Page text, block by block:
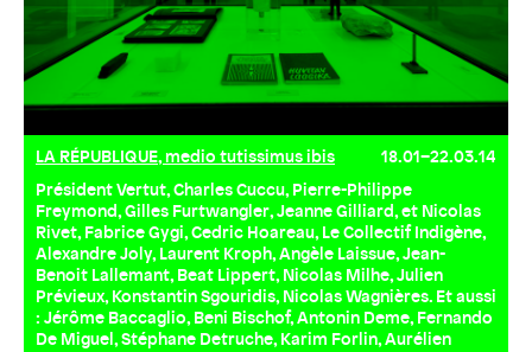
LA RÉPUBLIQUE, medio tutissimus ibis
18.01–22.03.14
Président Vertut, Charles Cuccu, Pierre-Philippe
Freymond, Gilles Furtwangler, Jeanne Gilliard, et Nicolas
Rivet, Fabrice Gygi, Cedric Hoareau, Le Collectif Indigène,
Alexandre Joly, Laurent Kroph, Angèle Laissue, Jean-
Benoit Lallemant, Beat Lippert, Nicolas Milhe, Julien
Prévieux, Konstantin Sgouridis, Nicolas Wagnières. Et aussi
: Jérôme Baccaglio, Beni Bischof, Antonin Deme, Fernando
De Miguel, Stéphane Detruche, Karim Forlin, Aurélien